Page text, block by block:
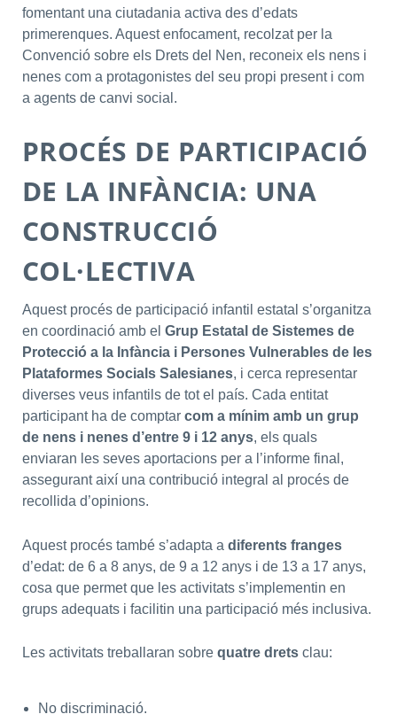
fomentant una ciutadania activa des d’edats
primerenques. Aquest enfocament, recolzat per la
Convenció sobre els Drets del Nen, reconeix els nens i
nenes com a protagonistes del seu propi present i com
a agents de canvi social.
PROCÉS DE PARTICIPACIÓ
DE LA INFÀNCIA: UNA
CONSTRUCCIÓ
COL·LECTIVA
Aquest procés de participació infantil estatal s’organitza
en coordinació amb el Grup Estatal de Sistemes de
Protecció a la Infància i Persones Vulnerables de les
Plataformes Socials Salesianes, i cerca representar
diverses veus infantils de tot el país. Cada entitat
participant ha de comptar com a mínim amb un grup
de nens i nenes d’entre 9 i 12 anys, els quals
enviaran les seves aportacions per a l’informe final,
assegurant així una contribució integral al procés de
recollida d’opinions.
Aquest procés també s’adapta a diferents franges
d’edat: de 6 a 8 anys, de 9 a 12 anys i de 13 a 17 anys,
cosa que permet que les activitats s’implementin en
grups adequats i facilitin una participació més inclusiva.
Les activitats treballaran sobre quatre dretsclau:
No discriminació.